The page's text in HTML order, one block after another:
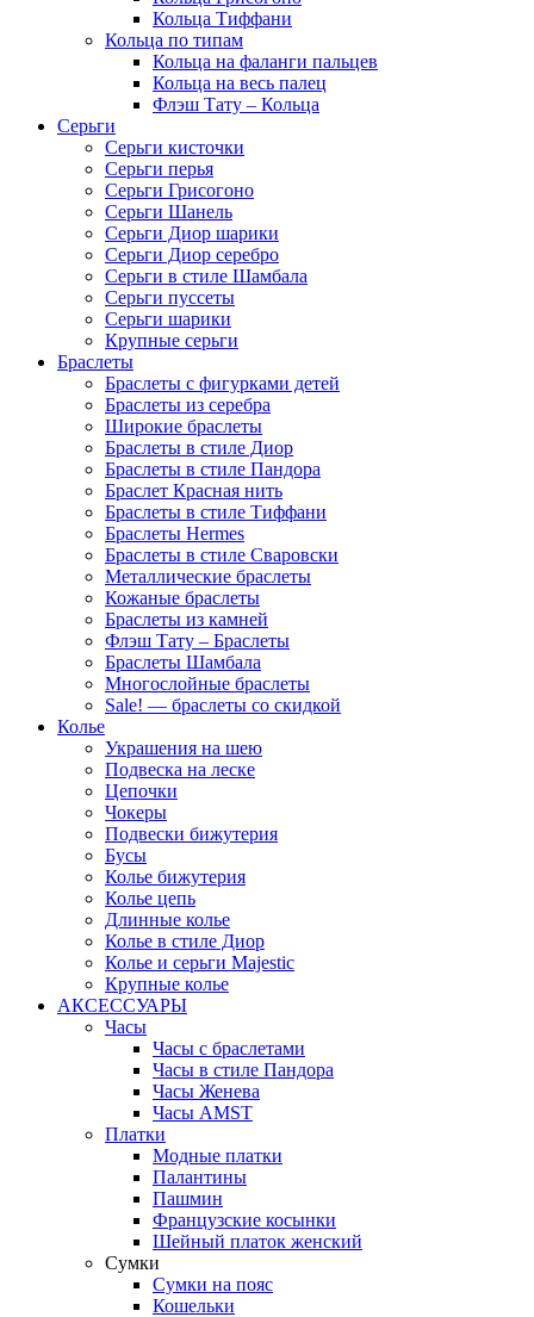
Кольца Тиффани
Кольца по типам
Кольца на фаланги пальцев
Кольца на весь палец
Флэш Тату – Кольца
Серьги
Серьги кисточки
Серьги перья
Серьги Грисогоно
Серьги Шанель
Серьги Диор шарики
Серьги Диор серебро
Серьги в стиле Шамбала
Серьги пуссеты
Серьги шарики
Крупные серьги
Браслеты
Браслеты с фигурками детей
Браслеты из серебра
Широкие браслеты
Браслеты в стиле Диор
Браслеты в стиле Пандора
Браслет Красная нить
Браслеты в стиле Тиффани
Браслеты Hermes
Браслеты в стиле Сваровски
Металлические браслеты
Кожаные браслеты
Браслеты из камней
Флэш Тату – Браслеты
Браслеты Шамбала
Многослойные браслеты
Sale! — браслеты со скидкой
Колье
Украшения на шею
Подвеска на леске
Цепочки
Чокеры
Подвески бижутерия
Бусы
Колье бижутерия
Колье цепь
Длинные колье
Колье в стиле Диор
Колье и серьги Majestic
Крупные колье
АКСЕССУАРЫ
Часы
Часы с браслетами
Часы в стиле Пандора
Часы Женева
Часы AMST
Платки
Модные платки
Палантины
Пашмин
Французские косынки
Шейный платок женский
Сумки
Сумки на пояс
Кошельки